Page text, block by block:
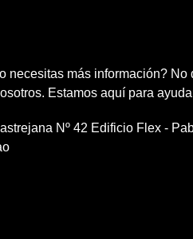
necesitas más información? No
Estamos aquí para
Nº 42 Edificio Flex -